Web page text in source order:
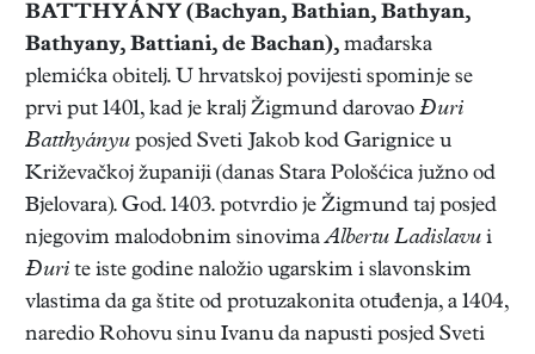
BATTHYÁNY (Bachyan, Bathian, Bathyan,
Bathyany, Battiani, de Bachan), mađarska
plemićka obitelj. U hrvatskoj povijesti spominje se
prvi put 1401, kad je kralj Žigmund darovao Đuri
Batthyányu posjed Sveti Jakob kod Garignice u
Križevačkoj županiji (danas Stara Pološćica južno od
Bjelovara). God. 1403. potvrdio je Žigmund taj posjed
njegovim malodobnim sinovimaAlbertu Ladislavu i
Đuri te iste godine naložio ugarskim i slavonskim
vlastima da ga štite od protuzakonita otuđenja, a 1404,
naredio Rohovu sinu Ivanu da napusti posjed Sveti